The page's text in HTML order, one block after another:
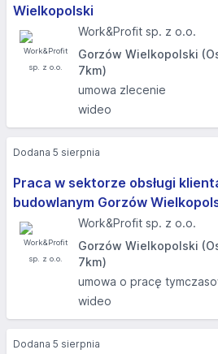
Wielkopolski
Work&Profit sp. z o.o.
Gorzów Wielkopolski
7km)
umowa zlecenie
wideo
Praca w sektorze obsługi
budowlanym Gorzów
Work&Profit sp. z o.o.
Gorzów Wielkopolski
7km)
umowa o pracę
wideo
Dodana 5 sierpnia
Dodana 5 sierpnia